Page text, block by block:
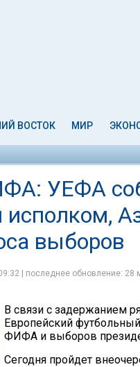
ВОСТОК МИР
УЕФА
исполком,
выборов
| последнее обновление: 28
В связи с задержанием
Европейский
ФИФА и выборов
Сегодня пройдет